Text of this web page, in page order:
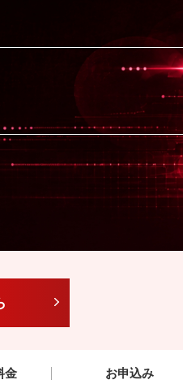
金 お申込み